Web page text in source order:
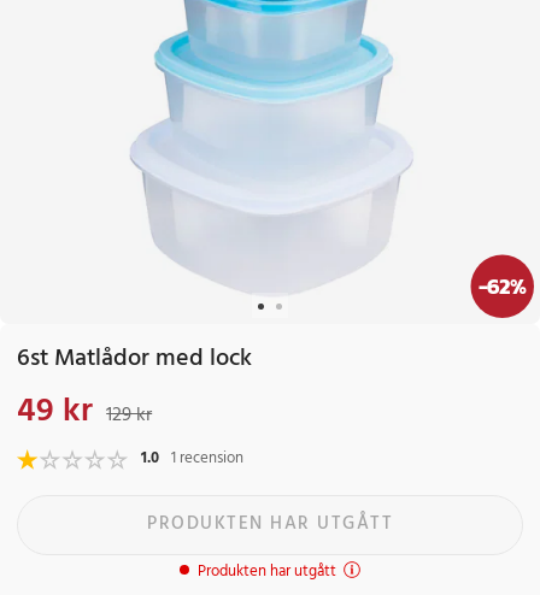
-62%
6st Matlådor med lock
Nuvarande pris
49 kr 129 kr
1.0 1 recension
PRODUKTEN HAR UTGÅTT
Produkten har utgått